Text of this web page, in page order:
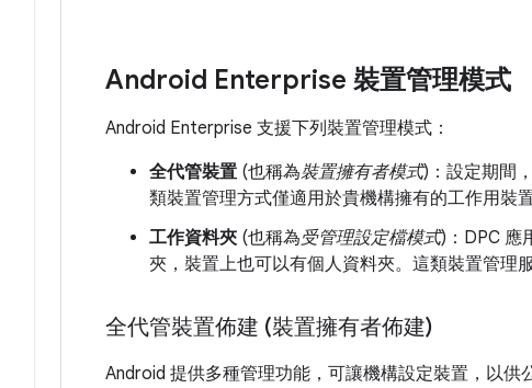
Android Enterprise 裝置管理模式
Android Enterprise 支援下列裝置管理模式：
全代管裝置 (也稱為裝置擁有者模式)：設定期間
類裝置管理方式僅適用於貴機構擁有的工作用裝置
工作資料夾(也稱為受管理設定檔模式)：DPC 應
夾，裝置上也可以有個人資料夾。這類裝置管理
全代管裝置佈建 (裝置擁有者佈建)
Android 提供多種管理功能，可讓機構設定裝置，以